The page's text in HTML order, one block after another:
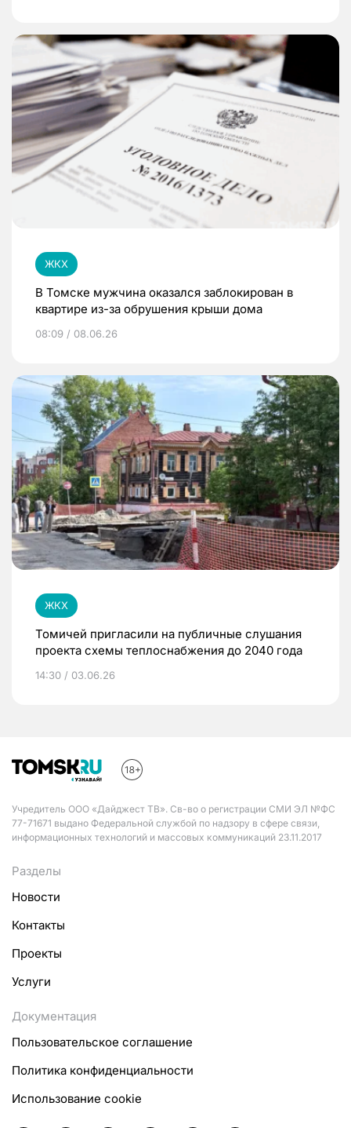
ЖКХ
В Томске мужчина оказался заблокирован в
квартире из-за обрушения крыши дома
08:09 / 08.06.26
ЖКХ
Томичей пригласили на публичные слушания
проекта схемы теплоснабжения до 2040 года
14:30 / 03.06.26
Учредитель ООО «Дайджест ТВ». Св-во о регистрации СМИ ЭЛ №ФС
77-71671 выдано Федеральной службой по надзору в сфере связи,
информационных технологий и массовых коммуникаций 23.11.2017
Разделы
Новости
Контакты
Проекты
Услуги
Документация
Пользовательское соглашение
Политика конфиденциальности
Использование cookie